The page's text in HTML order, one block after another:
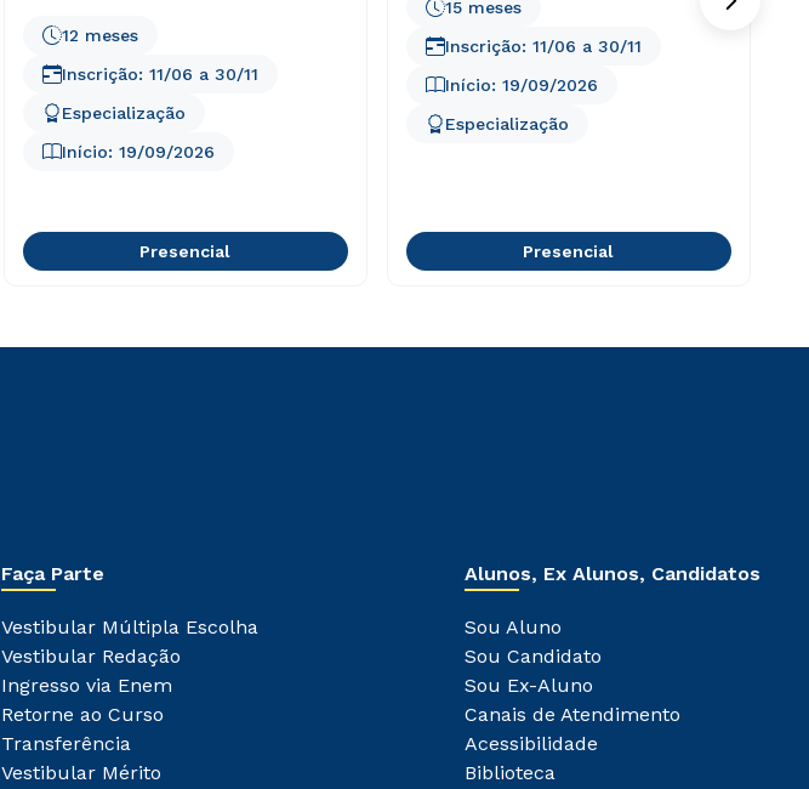
12 meses
Especialização
Início: 19/09/2026
Inscrição: 11/06 a 30/11
Presencial
Início: 19/09/2026
15 meses
Especialização
Inscrição: 11/06 a 30/11
Presencial
Faça Parte
Vestibular Múltipla Escolha
Vestibular Redação
Ingresso via Enem
Retorne ao Curso
Transferência
Vestibular Mérito
Alunos, Ex Alunos, Candidatos
Sou Aluno
Sou Candidato
Sou Ex-Aluno
Canais de Atendimento
Acessibilidade
Biblioteca